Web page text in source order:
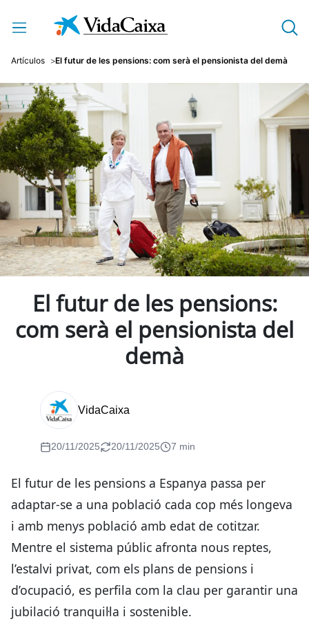
Salta al contingut principal
Artículos El futur de les pensions: com serà el pensionista del demà
El futur de les pensions:
com serà el pensionista del
demà
VidaCaixa
20/11/2025 20/11/2025 7 min
El futur de les pensions a Espanya passa per
adaptar-se a una població cada cop més longeva
i amb menys població amb edat de cotitzar.
Mentre el sistema públic afronta nous reptes,
l’estalvi privat, com els plans de pensions i
d’ocupació, es perfila com la clau per garantir una
jubilació tranquil·la i sostenible.